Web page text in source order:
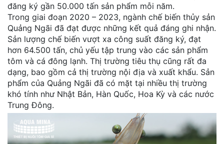
hệ
đăng ký gần 50.000 tấn sản phẩm mỗi năm.
Trong giai đoạn 2020 – 2023, ngành chế biến thủy sản
Quảng Ngãi đã đạt được những kết quả đáng ghi nhận.
Sản lượng chế biến vượt xa công suất đăng ký, đạt
hơn 64.500 tấn, chủ yếu tập trung vào các sản phẩm
tôm và cá đông lạnh. Thị trường tiêu thụ cũng rất đa
dạng, bao gồm cả thị trường nội địa và xuất khẩu. Sản
phẩm của Quảng Ngãi đã có mặt tại nhiều thị trường
khó tính như Nhật Bản, Hàn Quốc, Hoa Kỳ và các nước
Trung Đông.